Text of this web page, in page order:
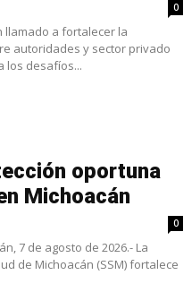
0
llamado a fortalecer la
autoridades y sector privado
los desafíos...
oportuna
Michoacán
0
7 de agosto de 2026.- La
de Michoacán (SSM) fortalece